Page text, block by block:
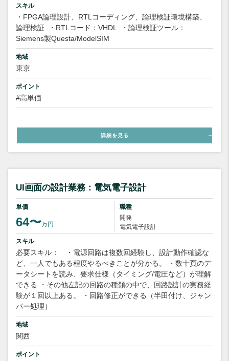
スキル
・FPGA論理設計、RTLコーディング、論理検証環境構築、
論理検証
・RTLコード：VHDL
・論理検証ツール：
Siemens製Questa/ModelSIM
地域
東京
ポイント
#高単価
詳細を見る
UI画面の設計業務：電気電子設計
単価
64〜万円
職種
開発
電気電子設計
スキル
必要スキル： ・電源回路は複数回経験し、設計動作確認な
ど、一人でもある程度やるべきことが分かる。 ・数十頁のデ
ータシートを読み、要求仕様（タイミング/電圧など）が理解
できる ・その他左記の回路の種類の中で、回路設計の実務経
験が１回以上ある。 ・回路修正ができる（半田付け、ジャン
パー処理）
地域
関西
ポイント